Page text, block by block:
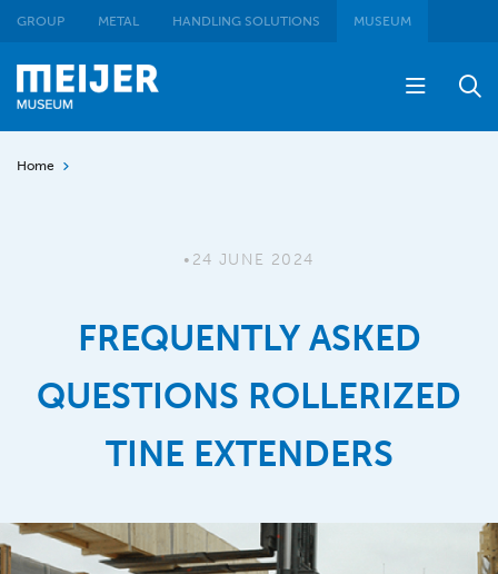
GROUP METAL HANDLING SOLUTIONS MUSEUM
Home
• 24 JUNE 2024
FREQUENTLY ASKED
QUESTIONS ROLLERIZED
TINE EXTENDERS